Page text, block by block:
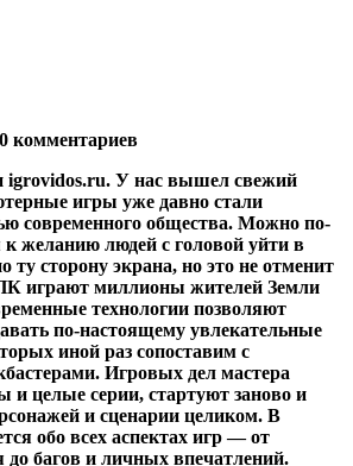
0 комментариев
igrovidos.ru. У нас вышел свежий
игры уже давно стали
современного общества. Можно по-
к желанию людей с головой уйти в
сторону экрана, но это не отменит
играют миллионы жителей Земли
технологии позволяют
по-настоящему увлекательные
иной раз сопоставим с
Игровых дел мастера
и целые серии, стартуют заново и
и сценарии целиком. В
обо всех аспектах игр — от
до багов и личных впечатлений.